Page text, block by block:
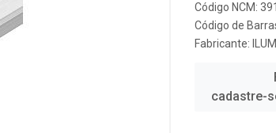
Código NCM:
Código de
Fabricante:
ILUMI
cadastre-